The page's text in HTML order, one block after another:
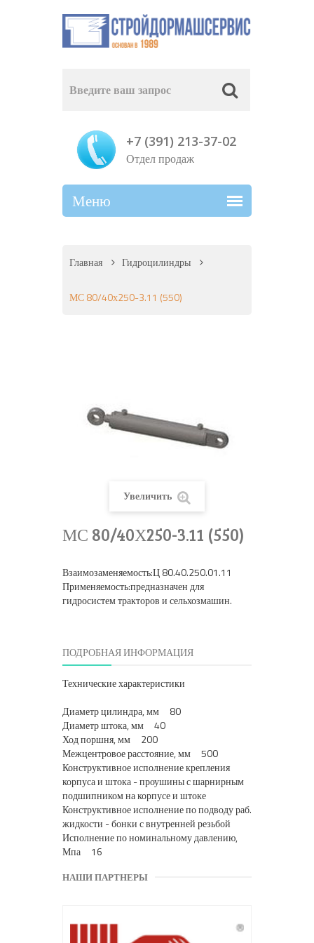
+7 (391) 213-37-02
Отдел продаж
Главная Гидроцилиндры
МС 80/40х250-3.11 (550)
Увеличить
МС 80/40Х250-3.11 (550)
Взаимозаменяемость:Ц 80.40.250.01.11
Применяемость:предназначен для
гидросистем тракторов и сельхозмашин.
ПОДРОБНАЯ ИНФОРМАЦИЯ
Технические характеристики
Диаметр цилиндра, мм 80
Диаметр штока, мм 40
Ход поршня, мм 200
Межцентровое расстояние, мм 500
Конструктивное исполнение крепления
корпуса и штока - проушины с шарнирным
подшипником на корпусе и штоке
Конструктивное исполнение по подводу раб.
жидкости - бонки с внутренней резьбой
Исполнение по номинальному давлению,
Мпа 16
НАШИ ПАРТНЕРЫ